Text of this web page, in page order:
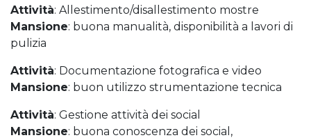
Attività: Allestimento/disallestimento mostre
Mansione: buona manualità, disponibilità a lavori di
pulizia
Attività: Documentazione fotografica e video
Mansione: buon utilizzo strumentazione tecnica
Attività: Gestione attività dei social
Mansione: buona conoscenza dei social,